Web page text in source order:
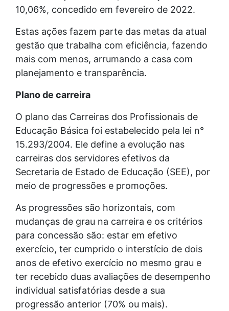
10,06%, concedido em fevereiro de 2022.
Estas ações fazem parte das metas da atual
gestão que trabalha com eficiência, fazendo
mais com menos, arrumando a casa com
planejamento e transparência.
Plano de carreira
O plano das Carreiras dos Profissionais de
Educação Básica foi estabelecido pela lei n°
15.293/2004. Ele define a evolução nas
carreiras dos servidores efetivos da
Secretaria de Estado de Educação (SEE), por
meio de progressões e promoções.
As progressões são horizontais, com
mudanças de grau na carreira e os critérios
para concessão são: estar em efetivo
exercício, ter cumprido o interstício de dois
anos de efetivo exercício no mesmo grau e
ter recebido duas avaliações de desempenho
individual satisfatórias desde a sua
progressão anterior (70% ou mais).